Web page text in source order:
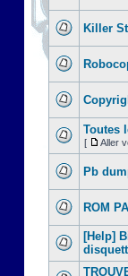
Killer
Toutes
[ Aller
Pb
ROM
[Help]